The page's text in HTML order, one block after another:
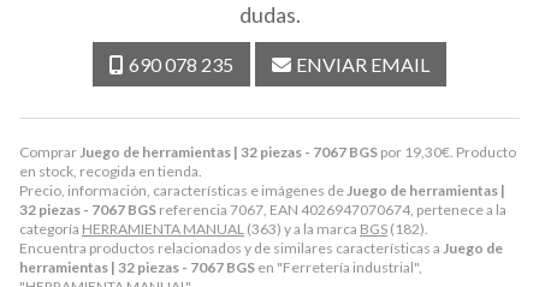
ComprarJuego de herramientas | 32 piezas - 7067 BGS por 19,30€. Producto
en stock, recogida en tienda.
Precio, información, características e imágenes deJuego de herramientas |
32 piezas - 7067 BGS referencia 7067, EAN 4026947070674, pertenece a la
categoría HERRAMIENTA MANUAL (363) y a la marca BGS (182).
Encuentra productos relacionados y de similares características a Juego de
herramientas | 32 piezas - 7067 BGS en "Ferretería industrial",
dudas.
690 078 235 ENVIAR EMAIL